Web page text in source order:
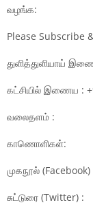
வழங்க:
Please Subscribe
துளித்துளியாய்
கட்சியில் இணைய :
வலைதளம் :
காணொளிகள்:
முகநூல் (Facebook)
சுட்டுரை (Twitter) :